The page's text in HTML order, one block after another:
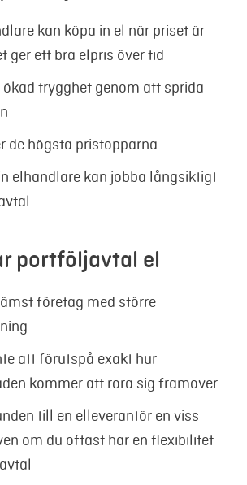
kan köpa in el när priset är
ger ett bra elpris över tid
ökad trygghet genom att sprida
de högsta pristopparna
elhandlare kan jobba långsiktigt
portföljavtal el
företag med större
att förutspå exakt hur
kommer att röra sig framöver
till en elleverantör en viss
om du oftast har en flexibilitet